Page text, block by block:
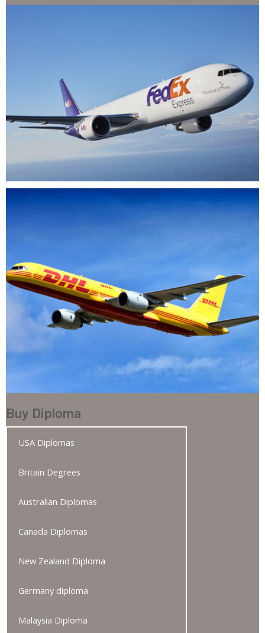
Buy Diploma
USA Diplomas
Britain Degrees
Australian Diplomas
Canada Diplomas
New Zealand Diploma
Germany diploma
Malaysia Diploma